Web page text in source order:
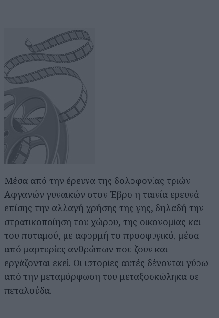
Μέσα από την έρευνα της δολοφονίας τριών
Αφγανών γυναικών στον Έβρο η ταινία ερευνά
επίσης την αλλαγή χρήσης της γης, δηλαδή την
στρατικοποίηση του χώρου, της οικονομίας και
του ποταμού, με αφορμή το προσφυγικό, μέσα
από μαρτυρίες ανθρώπων που ζουν και
εργάζονται εκεί. Οι ιστορίες αυτές δένονται γύρω
από την μεταμόρφωση του μεταξοσκώληκα σε
πεταλούδα.